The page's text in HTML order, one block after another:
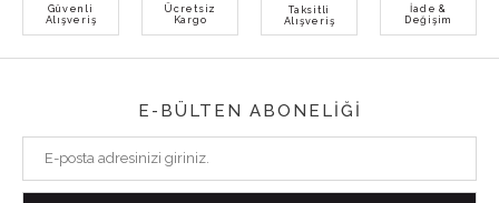
Güvenli
Alışveriş
Ücretsiz
Kargo
Taksitli
Alışveriş
İade &
Değişim
E-BÜLTEN ABONELİĞİ